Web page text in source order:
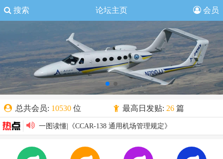
搜索 论坛主页 会员
欢迎新人:SophoRia
今日发贴:1篇 昨日发贴:1篇
共有主题: 共有贴子: 篇
一图读懂|《CCAR-138 通用机场管理规定》
2024年全国民用运输机场吞吐量排名--货邮吞吐量排名